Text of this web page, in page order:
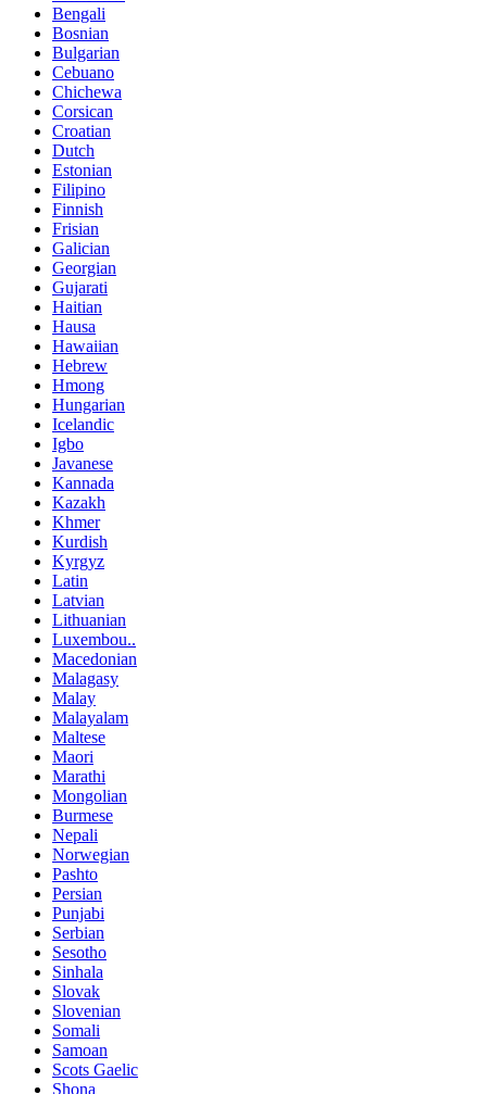
Bengali
Bosnian
Bulgarian
Cebuano
Chichewa
Corsican
Croatian
Dutch
Estonian
Filipino
Finnish
Frisian
Galician
Georgian
Gujarati
Haitian
Hausa
Hawaiian
Hebrew
Hmong
Hungarian
Icelandic
Igbo
Javanese
Kannada
Kazakh
Khmer
Kurdish
Kyrgyz
Latin
Latvian
Lithuanian
Luxembou..
Macedonian
Malagasy
Malay
Malayalam
Maltese
Maori
Marathi
Mongolian
Burmese
Nepali
Norwegian
Pashto
Persian
Punjabi
Serbian
Sesotho
Sinhala
Slovak
Slovenian
Somali
Samoan
Scots Gaelic
Shona